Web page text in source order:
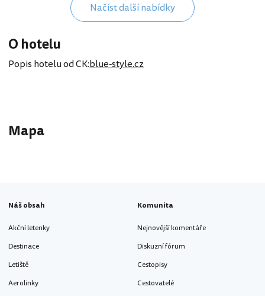
Načíst další nabídky
O hotelu
Popis hotelu od CK:blue-style.cz
Mapa
Náš obsah
Akční letenky
Destinace
Letiště
Aerolinky
Komunita
Nejnovější komentáře
Diskuzní fórum
Cestopisy
Cestovatelé